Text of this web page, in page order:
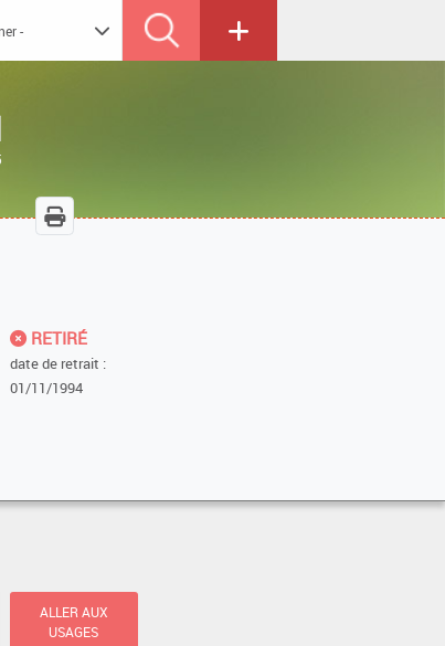
RETIRÉ
date de retrait :
01/11/1994
ALLER AUX
USAGES